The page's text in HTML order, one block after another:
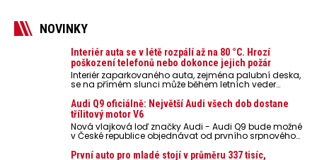
NOVINKY
Interiér auta se v létě rozpálí až na 80 °C. Hrozí
poškození telefonů nebo dokonce jejich požár
Interiér zaparkovaného auta, zejména palubní deska,
se na přímém slunci může během letních veder
nebezpečí pro odložené mobilní telefony, powerbanky
nebo notebooky. Můžou urychlit stárnutí baterií,
poškodit elektroniku a ve výjimečných případech i
zvýšit riziko požáru.
Audi Q9 oficiálně: Největší Audi všech dob dostane
třílitový motor V6
Nová vlajková loď značky Audi - Audi Q9 bude možné
v České republice objednávat od prvního srpnového
První auto pro mladé stojí v průměru 337 tisíc,